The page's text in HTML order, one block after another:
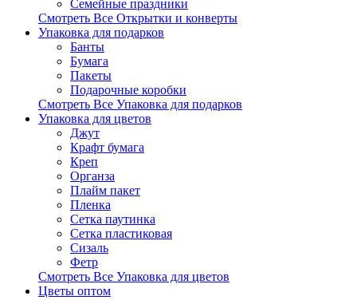
Семейные праздники
Смотреть Все Открытки и конверты
Упаковка для подарков
Банты
Бумага
Пакеты
Подарочные коробки
Смотреть Все Упаковка для подарков
Упаковка для цветов
Джут
Крафт бумага
Креп
Органза
Плайм пакет
Пленка
Сетка паутинка
Сетка пластиковая
Сизаль
Фетр
Смотреть Все Упаковка для цветов
Цветы оптом